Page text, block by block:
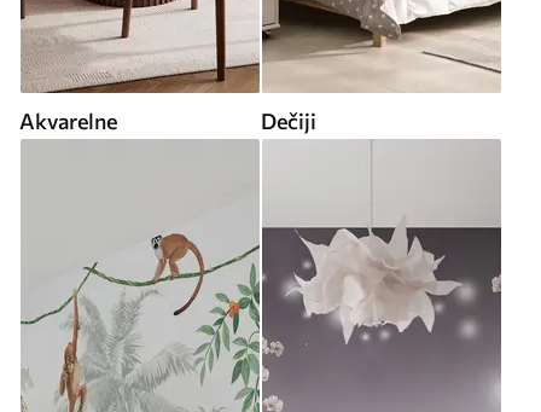
Akvarelne Dečiji